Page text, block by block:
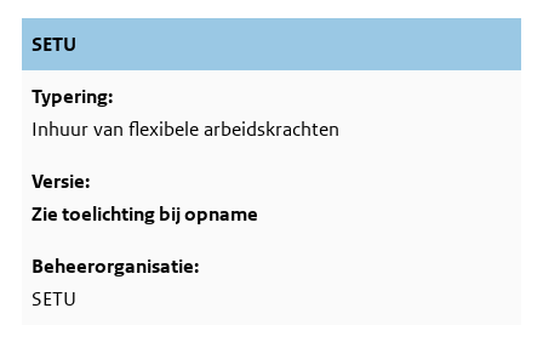
SETU
Inhuur van flexibele arbeidskrachten
Zie toelichting bij opname
SETU